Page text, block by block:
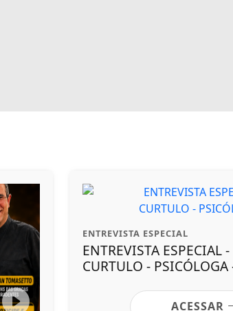
ENTREVISTA ESPECIAL
ENTREVISTA ESPECIAL
CURTULO -
ACESSAR